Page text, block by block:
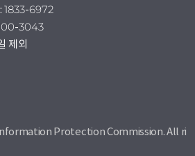
1833-6972
3043
제외
Protection Commission. All ri